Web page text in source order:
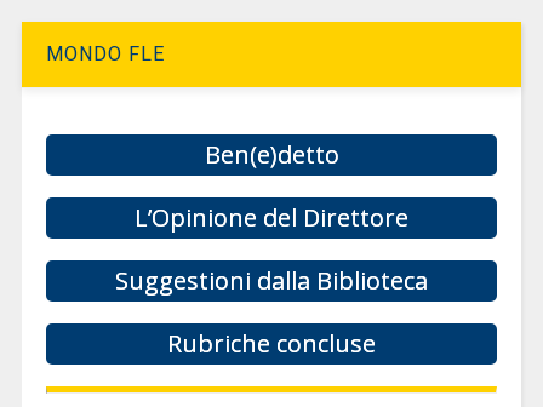
MONDO FLE
Ben(e)detto
L’Opinione del Direttore
Suggestioni dalla Biblioteca
Rubriche concluse